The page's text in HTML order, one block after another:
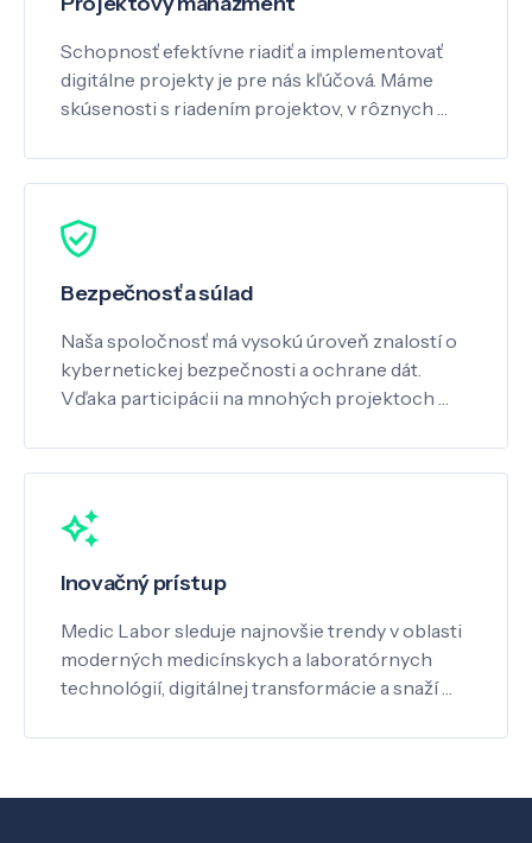
Schopnosť efektívne riadiť a implementovať
digitálne projekty je pre nás kľúčová. Máme
skúsenosti s riadením projektov, v rôznych …
Bezpečnosť a súlad
Naša spoločnosť má vysokú úroveň znalostí o
kybernetickej bezpečnosti a ochrane dát.
Vďaka participácii na mnohých projektoch …
Inovačný prístup
Medic Labor sleduje najnovšie trendy v oblasti
moderných medicínskych a laboratórnych
technológií, digitálnej transformácie a snaží …